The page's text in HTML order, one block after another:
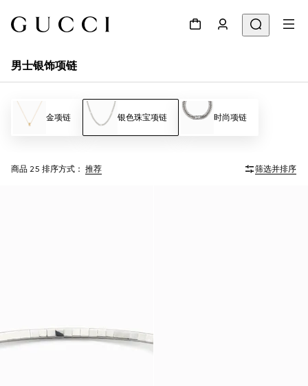
男士银饰项链
金项链 银色珠宝项链 时尚项链
商品 25 排序方式： 推荐 筛选并排序